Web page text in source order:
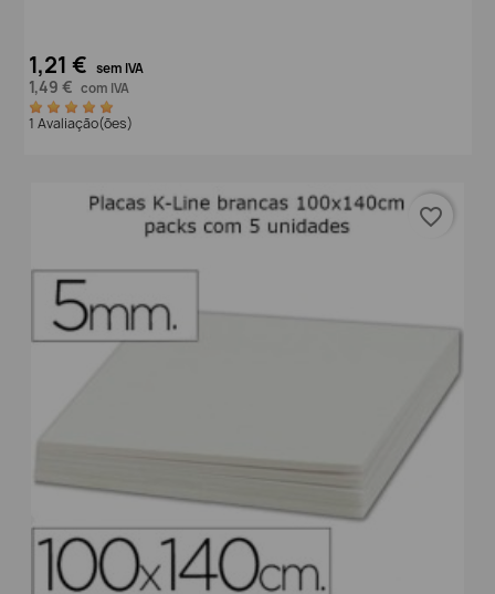
1,21 € sem IVA
1,49 € com IVA
1 Avaliação(ões)
favorite_border